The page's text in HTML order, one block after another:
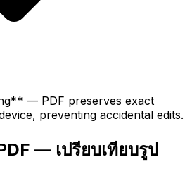
— PDF preserves exact
preventing accidental edits.
— เปรียบเทียบรูป